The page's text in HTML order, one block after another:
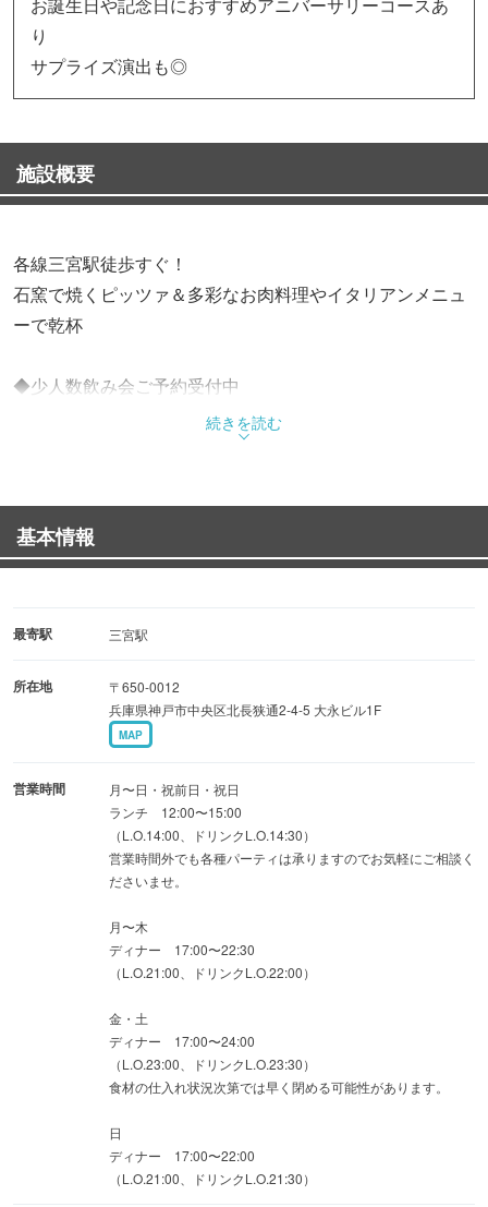
り
サプライズ演出も◎
施設概要
各線三宮駅徒歩すぐ！
石窯で焼くピッツァ＆多彩なお肉料理やイタリアンメニュ
ーで乾杯
◆少人数飲み会ご予約受付中
他のお客様との間隔をとりながらお席ご用意いたします。
今を少しでも楽しんでいただけるように...特別コースを3種
・黒毛和牛やアクアパッツァを贅沢に堪能！6,000円コース
・希少部位イチボをメインに鶏料理や魚介の冷菜など
・ピッツァやアヒージョなど定番イタリアンが揃う！4,000
お席を制限させていただいておりますので、ぜひお早めの
◆少人数から貸切OK！
店内で涼しく貸切☆16名様〜26名様
ちょっとした余興も楽しめますよ◎幹事様、まずはお気軽
にご相談を！
続きを読む
基本情報
最寄駅 三宮駅
所在地
〒650-0012
兵庫県神戸市中央区北長狭通2-4-5 大永ビル1F
MAP
営業時間
月〜日・祝前日・祝日
ランチ 12:00〜15:00
（L.O.14:00、ドリンクL.O.14:30）
営業時間外でも各種パーティは承りますのでお気軽にご相談く
ださいませ。
月〜木
ディナー 17:00〜22:30
（L.O.21:00、ドリンクL.O.22:00）
金・土
ディナー 17:00〜24:00
（L.O.23:00、ドリンクL.O.23:30）
食材の仕入れ状況次第では早く閉める可能性があります。
日
ディナー 17:00〜22:00
（L.O.21:00、ドリンクL.O.21:30）